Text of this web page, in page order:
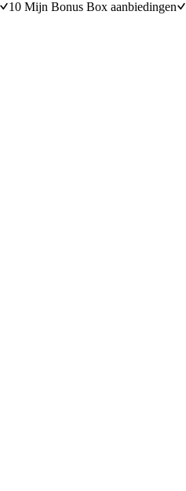
10 Mijn Bonus Box aanbiedingen